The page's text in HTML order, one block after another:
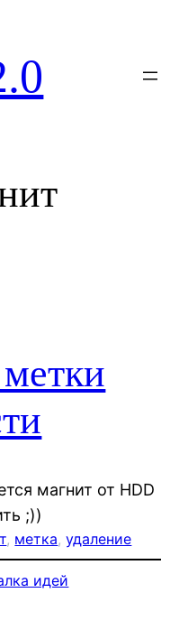
магнит от HDD
;))
, метка, удаление
идей